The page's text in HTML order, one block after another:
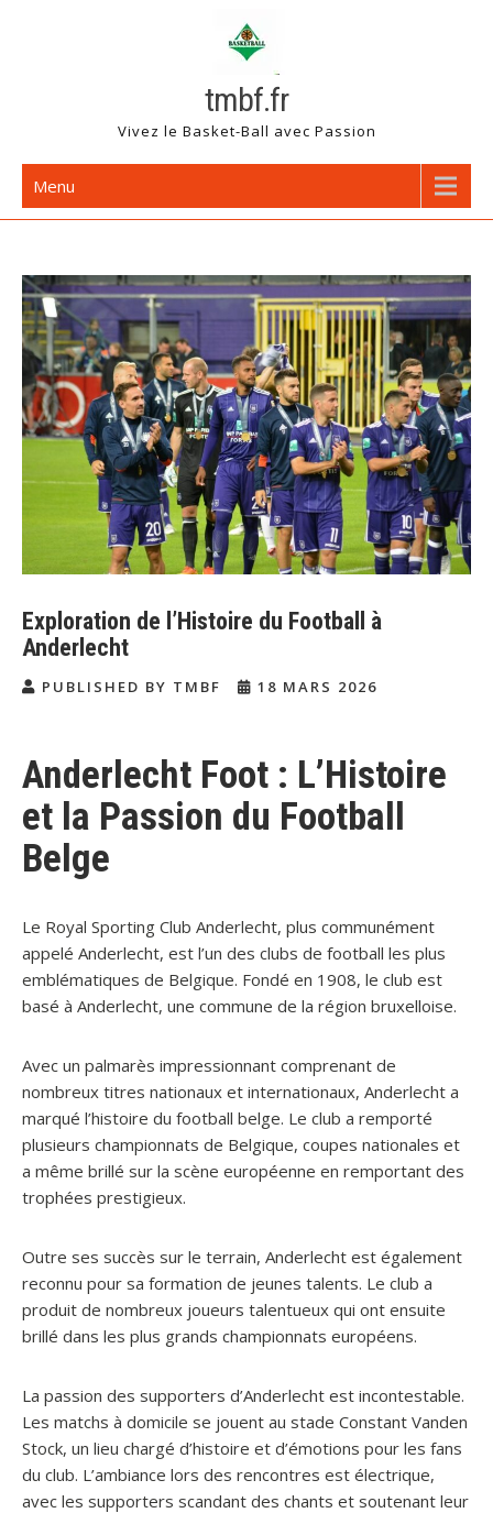
tmbf.fr
Vivez le Basket-Ball avec Passion
Menu
Exploration de l’Histoire du Football à
Anderlecht
PUBLISHED BY TMBF 18 MARS 2026
Anderlecht Foot : L’Histoire
et la Passion du Football
Belge
Le Royal Sporting Club Anderlecht, plus communément
appelé Anderlecht, est l’un des clubs de football les plus
emblématiques de Belgique. Fondé en 1908, le club est
basé à Anderlecht, une commune de la région bruxelloise.
Avec un palmarès impressionnant comprenant de
nombreux titres nationaux et internationaux, Anderlecht a
marqué l’histoire du football belge. Le club a remporté
plusieurs championnats de Belgique, coupes nationales et
a même brillé sur la scène européenne en remportant des
trophées prestigieux.
Outre ses succès sur le terrain, Anderlecht est également
reconnu pour sa formation de jeunes talents. Le club a
produit de nombreux joueurs talentueux qui ont ensuite
brillé dans les plus grands championnats européens.
La passion des supporters d’Anderlecht est incontestable.
Les matchs à domicile se jouent au stade Constant Vanden
Stock, un lieu chargé d’histoire et d’émotions pour les fans
du club. L’ambiance lors des rencontres est électrique,
avec les supporters scandant des chants et soutenant leur